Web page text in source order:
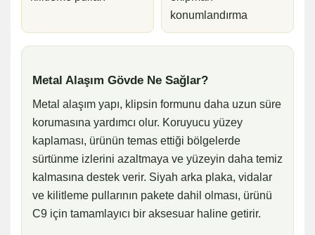
konumlandırma
Metal Alaşım Gövde Ne Sağlar?
Metal alaşım yapı, klipsin formunu daha uzun süre
korumasına yardımcı olur. Koruyucu yüzey
kaplaması, ürünün temas ettiği bölgelerde
sürtünme izlerini azaltmaya ve yüzeyin daha temiz
kalmasına destek verir. Siyah arka plaka, vidalar
ve kilitleme pullarının pakete dahil olması, ürünü
C9 için tamamlayıcı bir aksesuar haline getirir.